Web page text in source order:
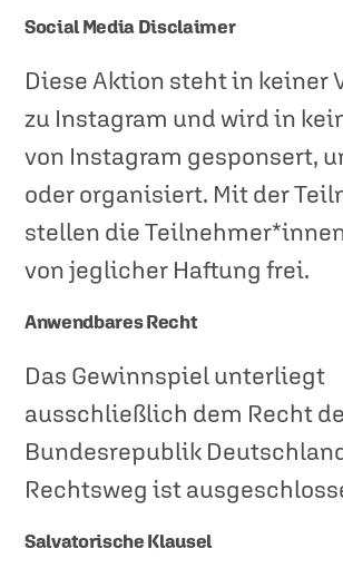
Social Media Disclaimer
Diese Aktion steht in keiner
zu Instagram und wird in
von Instagram gesponsert,
oder organisiert. Mit der
stellen die
von jeglicher Haftung frei.
Anwendbares Recht
Das Gewinnspiel unterliegt
ausschließlich dem Recht
Bundesrepublik
Rechtsweg ist
Salvatorische Klausel